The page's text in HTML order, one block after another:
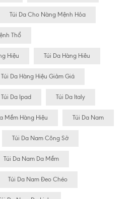
Túi Da Cho Nàng Mệnh Hỏa
Thổ
Hiệu Túi Da Hàng Hiêu
Túi Da Hàng Hiệu Giảm Giá
Túi Da Ipad Túi Da Italy
Mềm Hàng Hiệu Túi Da Nam
Túi Da Nam Công Sở
Túi Da Nam Da Mềm
Túi Da Nam Đeo Chéo